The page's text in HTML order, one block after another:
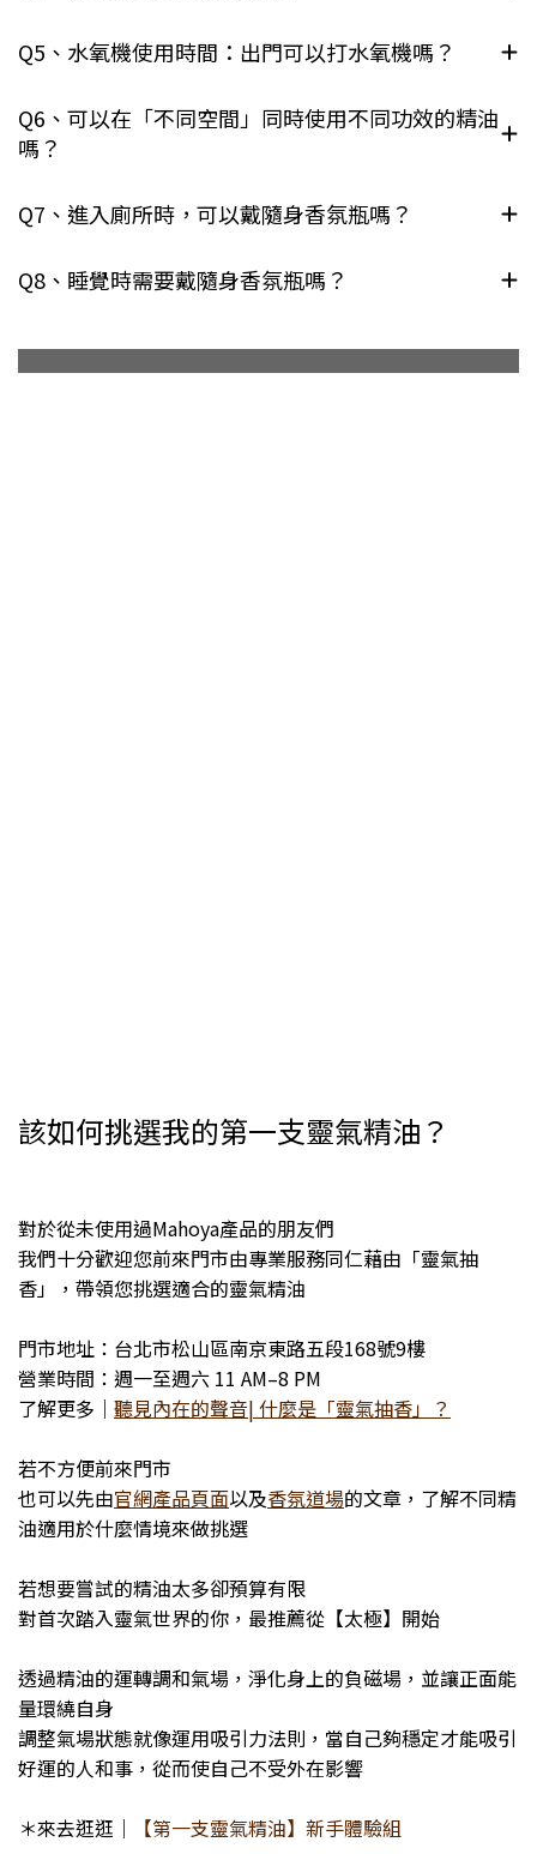
Q5、水氧機使用時間：出門可以打水氧機嗎？
Q6、可以在「不同空間」同時使用不同功效的精油
嗎？
Q7、進入廁所時，可以戴隨身香氛瓶嗎？
Q8、睡覺時需要戴隨身香氛瓶嗎？
新手推薦
該如何挑選我的第一支靈氣精油？
對於從未使用過Mahoya產品的朋友們
我們十分歡迎您前來門市由專業服務同仁藉由「靈氣抽
香」，帶領您挑選適合的靈氣精油
門市地址：台北市松山區南京東路五段168號9樓
營業時間：週一至週六 11 AM–8 PM
了解更多｜ 聽見內在的聲音| 什麼是「靈氣抽香」？
若不方便前來門市
也可以先由官網產品頁面以及香氛道場的文章，了解不同精
油適用於什麼情境來做挑選
若想要嘗試的精油太多卻預算有限
對首次踏入靈氣世界的你，最推薦從【太極】開始
透過精油的運轉調和氣場，淨化身上的負磁場，並讓正面能
量環繞自身
調整氣場狀態就像運用吸引力法則，當自己夠穩定才能吸引
好運的人和事，從而使自己不受外在影響
＊來去逛逛｜ 【第一支靈氣精油】新手體驗組